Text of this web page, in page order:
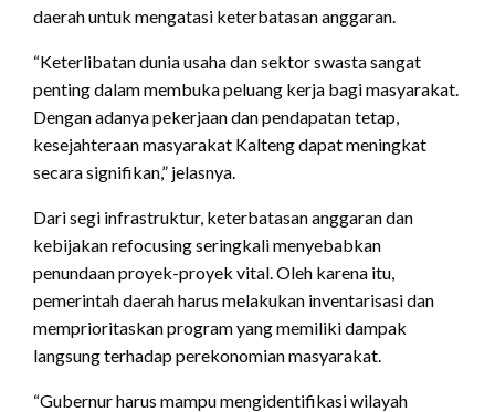
daerah untuk mengatasi keterbatasan anggaran.
“Keterlibatan dunia usaha dan sektor swasta sangat
penting dalam membuka peluang kerja bagi masyarakat.
Dengan adanya pekerjaan dan pendapatan tetap,
kesejahteraan masyarakat Kalteng dapat meningkat
secara signifikan,” jelasnya.
Dari segi infrastruktur, keterbatasan anggaran dan
kebijakan refocusing seringkali menyebabkan
penundaan proyek-proyek vital. Oleh karena itu,
pemerintah daerah harus melakukan inventarisasi dan
memprioritaskan program yang memiliki dampak
langsung terhadap perekonomian masyarakat.
“Gubernur harus mampu mengidentifikasi wilayah